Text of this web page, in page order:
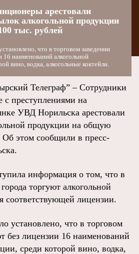
арестовали
алкогольной продукции
тыс. рублей
что в торговом заведении
16 наименований алкогольной
вино, водка, алкогольные коктейли.
Телеграф” – Сотрудники
с преступлениями на
УВД Норильска арестовали
продукции на общую
этом сообщили в пресс-
информация о том, что в
торгуют алкогольной
соответствующей лицензии.
установлено, что в торговом
без лицензии 16 наименований
среди которой вино, водка,